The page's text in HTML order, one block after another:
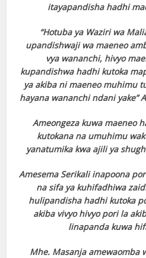
itayapandisha hadhi
“Hotuba ya Waziri wa
upandishwaji wa maeneo
vya wananchi, hivyo
kupandishwa hadhi kutoka
ya akiba ni maeneo muhimu
hayana wananchi ndani yake”
Ameongeza kuwa maeneo
kutokana na umuhimu
yanatumika kwa ajili ya
Amesema Serikali inapoona
na sifa ya kuhifadhiwa
hulipandisha hadhi kutoka
akiba vivyo hivyo pori la
linapanda kuwa
Mhe. Masanja amewaomba